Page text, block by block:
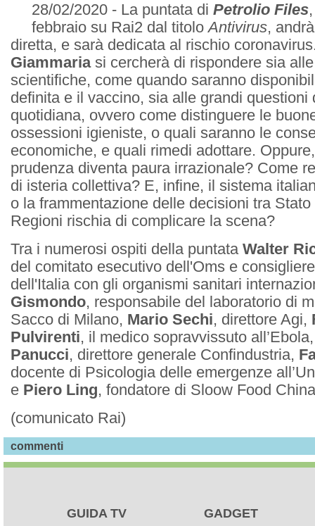
28/02/2020 - La puntata di Petrolio Files
febbraio su Rai2 dal titoloAntivirus,
diretta, e sarà dedicata al rischio
Giammariasi cercherà di rispondere sia
scientifiche, come quando saranno
definita e il vaccino, sia alle grandi questioni
quotidiana, ovvero come distinguere le
ossessioni igieniste, o quali saranno le
economiche, e quali rimedi adottare.
prudenza diventa paura irrazionale? Come
di isteria collettiva? E, infine, il sistema
o la frammentazione delle decisioni tra
Regioni rischia di complicare la scena?
Tra i numerosi ospiti della puntata Walter
del comitato esecutivo dell'Oms e
dell'Italia con gli organismi sanitari
Gismondo, responsabile del laboratorio di
Sacco di Milano, Mario Sechi, direttore Agi,
Pulvirenti, il medico sopravvissuto
Panucci, direttore generale Confindustria,
docente di Psicologia delle emergenze
e Piero Ling, fondatore di Sloow Food
(comunicato Rai)
commenti
GUIDA TV GADGET